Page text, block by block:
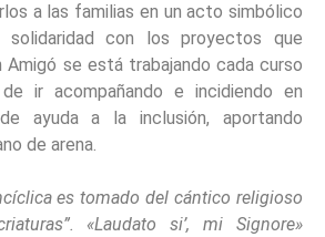
a las familias en un acto simbólico
con los proyectos que
Amigó se está trabajando cada curso
ir acompañando e incidiendo en
ayuda a la inclusión, aportando
de arena.
es tomado del cántico religioso
«Laudato si’, mi Signore»